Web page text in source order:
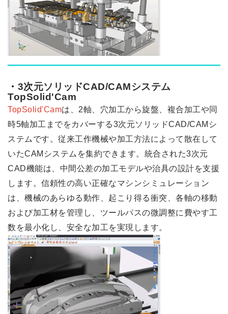
・ 3次元ソリッドCAD/CAMシステム
TopSolid'Cam
TopSolid'Camは、 2軸、穴加工から旋盤、複合加工や同
時5軸加工までをカバーする3次元ソリッドCAD/CAM シ
ステムです。従来工作機械や加工方法によって散在して
いたCAM システムを集約できます。統合された3次元
CAD機能は、中間公差の加工モデルや治具の設計を支援
します。信頼性の高い正確なマシンシミュレーション
は、機械のあらゆる動作、起こり得る衝突、各軸の移動
および加工材を管理し、ツールパスの微調整に費やす工
数を最小化し、安全な加工を実現します。